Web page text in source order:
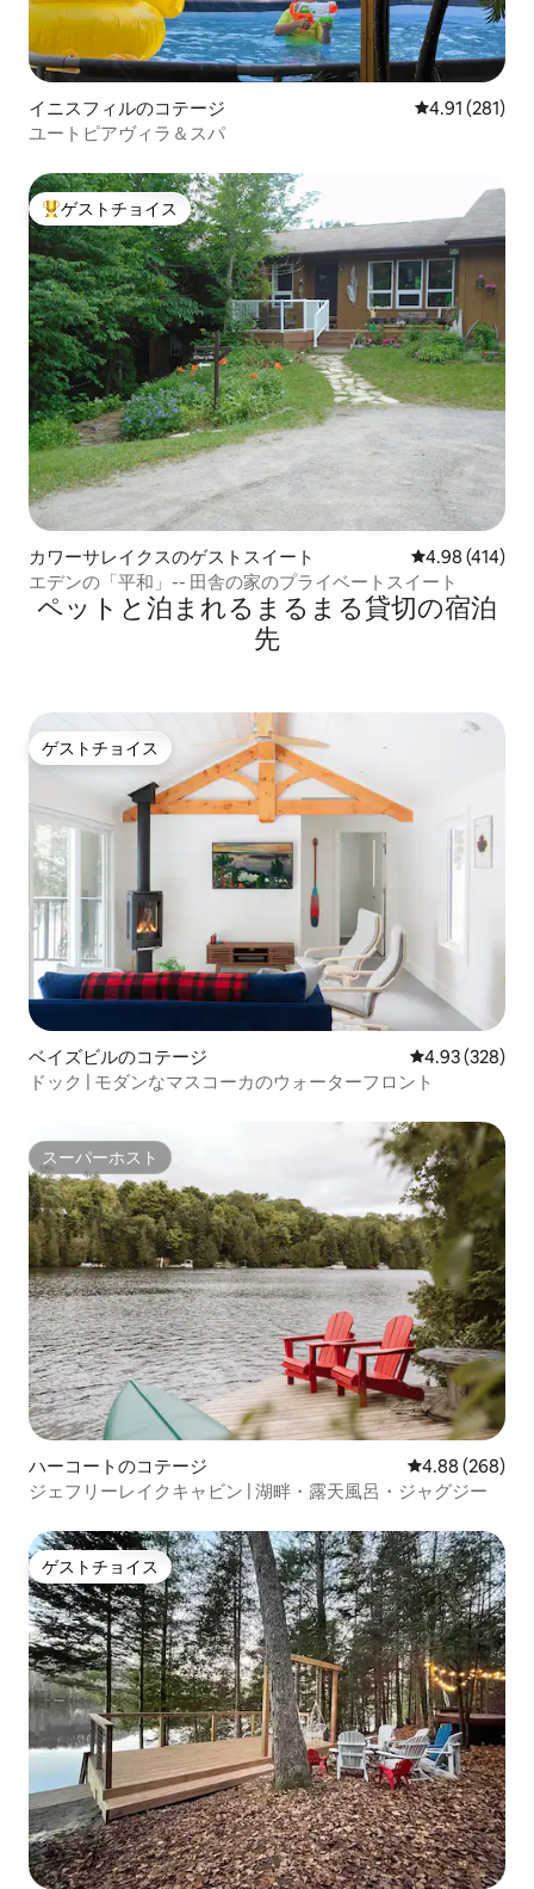
イニスフィルのコテージ レビュー281
4.91 (281)
ユートピアヴィラ＆スパ
大好評のゲストチョイスです。
ゲストチョイス
カワーサレイクスのゲストスイート レビュー414
4.98 (414)
エデンの「平和」-- 田舎の家のプライベートスイート
ペットと泊まれるまるまる貸切の宿泊
先
ゲストチョイス
ゲストチョイス
ベイズビルのコテージ レビュー328
4.93 (328)
ドック | モダンなマスコーカのウォーターフロント
スーパーホスト
スーパーホスト
ハーコートのコテージ レビュー268
4.88 (268)
ジェフリーレイクキャビン | 湖畔・露天風呂・ジャグジー
ゲストチョイス
ゲストチョイス